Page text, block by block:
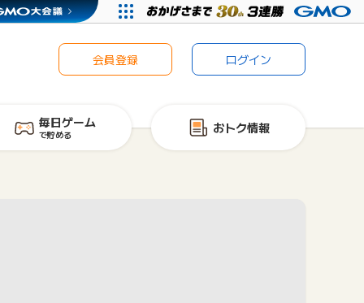
会員登録 ログイン
毎日ゲーム
で貯める おトク情報